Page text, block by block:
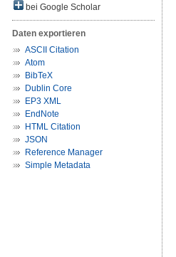
bei Google Scholar
Daten exportieren
ASCII Citation
Atom
BibTeX
Dublin Core
EP3 XML
EndNote
HTML Citation
JSON
Reference Manager
Simple Metadata